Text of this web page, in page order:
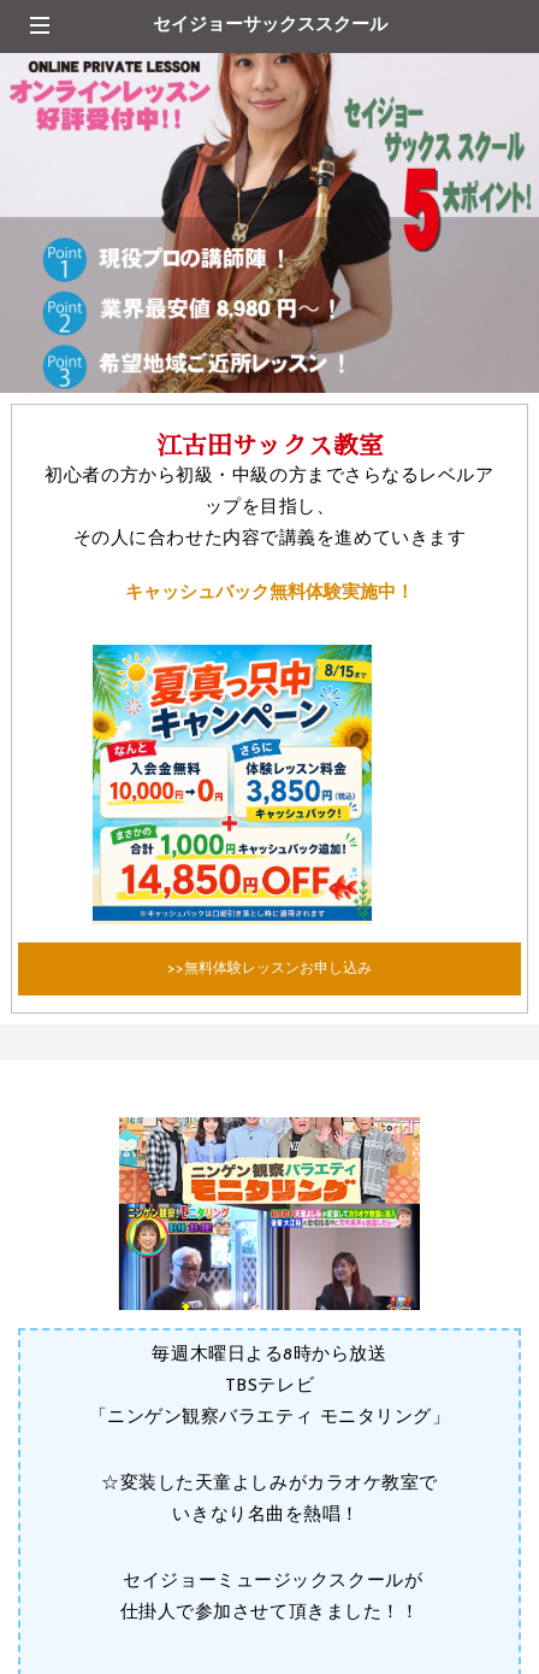
セイジョーサックススクール
江古田サックス教室
初心者の方から初級・中級の方までさらなるレベルア
ップを目指し、
その人に合わせた内容で講義を進めていきます
キャッシュバック無料体験実施中！
>>無料体験レッスンお申し込み
毎週木曜日よる8時から放送
TBSテレビ
「ニンゲン観察バラエティ モニタリング」
☆変装した天童よしみがカラオケ教室で
いきなり名曲を熱唱！
セイジョーミュージックスクールが
仕掛人で参加させて頂きました！！